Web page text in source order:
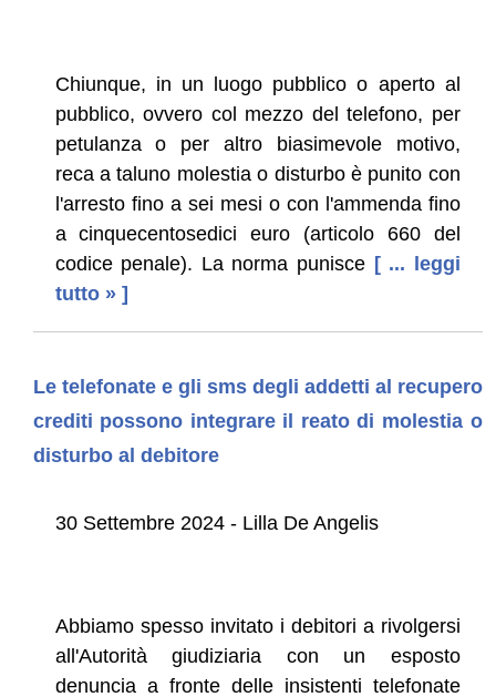
Chiunque, in un luogo pubblico o aperto al
pubblico, ovvero col mezzo del telefono, per
petulanza o per altro biasimevole motivo,
reca a taluno molestia o disturbo è punito con
l'arresto fino a sei mesi o con l'ammenda fino
a cinquecentosedici euro (articolo 660 del
codice penale). La norma punisce [ ... leggi
tutto » ]
Le telefonate e gli sms degli addetti al recupero
crediti possono integrare il reato di molestia o
disturbo al debitore
30 Settembre 2024 - Lilla De Angelis
Abbiamo spesso invitato i debitori a rivolgersi
all'Autorità giudiziaria con un esposto
denuncia a fronte delle insistenti telefonate